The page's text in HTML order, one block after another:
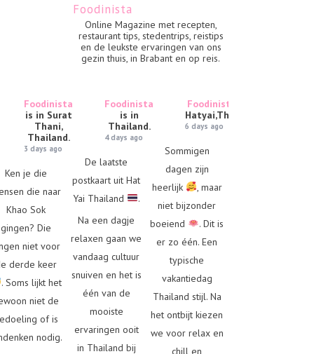
Foodinista
Online Magazine met recepten,
restaurant tips, stedentrips, reistips
en de leukste ervaringen van ons
gezin thuis, in Brabant en op reis.
Foodinista
is in Surat
Thani,
Thailand.
3 days ago
Ken je die
die naar
Khao Sok
gingen? Die
niet voor
derde keer
. Soms lijkt het
niet de
of is
nodig.
Foodinista
is in
Thailand.
4 days ago
De laatste
postkaart uit Hat
Yai Thailand
.
Na een dagje
relaxen gaan we
vandaag cultuur
snuiven en het is
één van de
mooiste
ervaringen ooit
in Thailand bij
Foodinista
Hatyai,Thailand.
6 days ago
Sommigen
dagen zijn
heerlijk
, maar
niet bijzonder
boeiend
. Dit is
er zo één. Een
typische
vakantiedag
Thailand stijl. Na
het ontbijt kiezen
we voor relax en
chill en